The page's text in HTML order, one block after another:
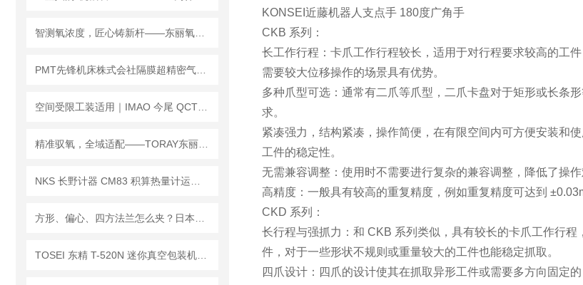
KONSEI近藤机器人支点手 180度广角手
CKB 系列：
长工作行程：卡爪工作行程较长，适用于对行程要求较高的工
需要较大位移操作的场景具有优势。
多种爪型可选：通常有二爪等爪型，二爪卡盘对于矩形或长条
求。
紧凑强力，结构紧凑，操作简便，在有限空间内可方便安装和
工件的稳定性。
无需兼容调整：使用时不需要进行复杂的兼容调整，降低了操
高精度：一般具有较高的重复精度，例如重复精度可达到
CKD 系列：
长行程与强抓力：和 CKB 系列类似，具有较长的卡爪工作行
件，对于一些形状不规则或重量较大的工件也能稳定抓取。
四爪设计：四爪的设计使其在抓取异形工件或需要多方向固定